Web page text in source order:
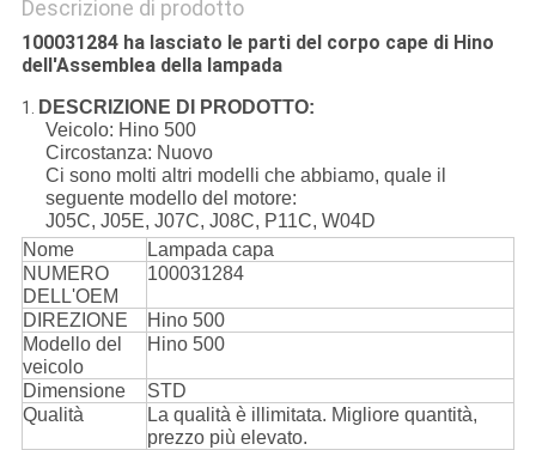
Descrizione di prodotto
100031284 ha lasciato le parti del corpo cape di Hino
dell'Assemblea della lampada
1. DESCRIZIONE DI PRODOTTO:
Veicolo: Hino 500
Circostanza: Nuovo
Ci sono molti altri modelli che abbiamo, quale il
seguente modello del motore:
J05C, J05E, J07C, J08C, P11C, W04D
Nome
Lampada capa
NUMERO
DELL'OEM
100031284
DIREZIONE
Hino 500
Modello del
veicolo
Hino 500
Dimensione
STD
Qualità
La qualità è illimitata. Migliore quantità,
prezzo più elevato.